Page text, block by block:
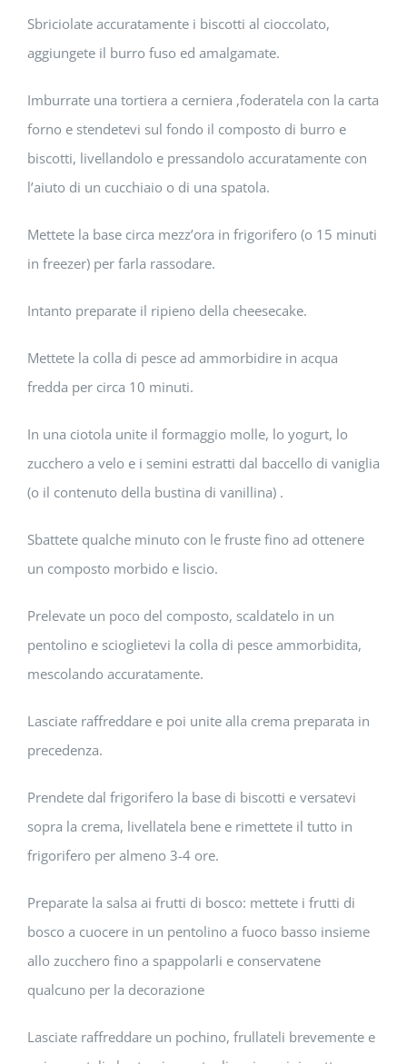
Sbriciolate accuratamente i biscotti al cioccolato,
aggiungete il burro fuso ed amalgamate.
Imburrate una tortiera a cerniera ,foderatela con la carta
forno e stendetevi sul fondo il composto di burro e
biscotti, livellandolo e pressandolo accuratamente con
l’aiuto di un cucchiaio o di una spatola.
Mettete la base circa mezz’ora in frigorifero (o 15 minuti
in freezer) per farla rassodare.
Intanto preparate il ripieno della cheesecake.
Mettete la colla di pesce ad ammorbidire in acqua
fredda per circa 10 minuti.
In una ciotola unite il formaggio molle, lo yogurt, lo
zucchero a velo e i semini estratti dal baccello di vaniglia
(o il contenuto della bustina di vanillina) .
Sbattete qualche minuto con le fruste fino ad ottenere
un composto morbido e liscio.
Prelevate un poco del composto, scaldatelo in un
pentolino e scioglietevi la colla di pesce ammorbidita,
mescolando accuratamente.
Lasciate raffreddare e poi unite alla crema preparata in
precedenza.
Prendete dal frigorifero la base di biscotti e versatevi
sopra la crema, livellatela bene e rimettete il tutto in
frigorifero per almeno 3-4 ore.
Preparate la salsa ai frutti di bosco: mettete i frutti di
bosco a cuocere in un pentolino a fuoco basso insieme
allo zucchero fino a spappolarli e conservatene
qualcuno per la decorazione
Lasciate raffreddare un pochino, frullateli brevemente e